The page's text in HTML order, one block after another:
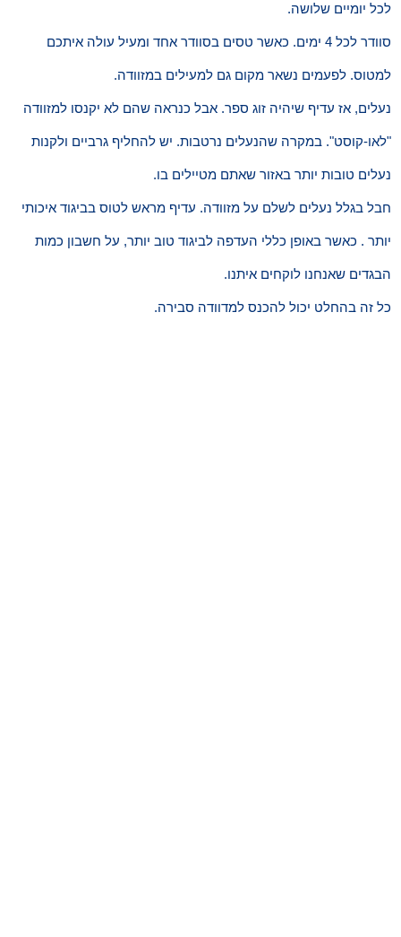
לכל יומיים שלושה.
סוודר לכל 4 ימים. כאשר טסים בסוודר אחד ומעיל עולה איתכם
למטוס. לפעמים נשאר מקום גם למעילים במזוודה.
נעלים, אז עדיף שיהיה זוג ספר. אבל כנראה שהם לא יקנסו למזוודה
"לאו-קוסט". במקרה שהנעלים נרטבות. יש להחליף גרביים ולקנות
נעלים טובות יותר באזור שאתם מטיילים בו.
חבל בגלל נעלים לשלם על מזוודה. עדיף מראש לטוס בביגוד איכותי
יותר . כאשר באופן כללי העדפה לביגוד טוב יותר, על חשבון כמות
הבגדים שאנחנו לוקחים איתנו.
כל זה בהחלט יכול להכנס למדוודה סבירה.